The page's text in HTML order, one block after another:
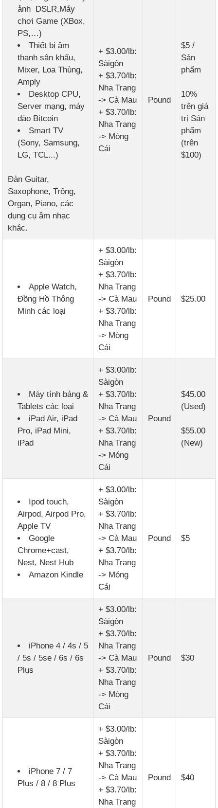
ảnh DSLR,Máy
chơi Game (XBox,
PS,…)
Thiết bị âm
thanh sân khấu,
Mixer, Loa Thùng,
Amply
Desktop CPU,
Server mạng, máy
đào Bitcoin
Smart TV
(Sony, Samsung,
LG, TCL...)
Đàn Guitar,
Saxophone, Trống,
Organ, Piano, các
dụng cụ âm nhạc
khác.
+ $3.00/lb:
Sàigòn
+ $3.70/lb:
Nha Trang
-> Cà Mau
+ $3.70/lb:
Nha Trang
-> Móng
Cái
Pound
$5 /
Sản
phẩm
10%
trên giá
trị Sản
phẩm
(trên
$100)
Apple Watch,
Đồng Hồ Thông
Minh các loại
+ $3.00/lb:
Sàigòn
+ $3.70/lb:
Nha Trang
-> Cà Mau
+ $3.70/lb:
Nha Trang
-> Móng
Cái
Pound $25.00
Máy tính bảng &
Tablets các loại
iPad Air, iPad
Pro, iPad Mini,
iPad
+ $3.00/lb:
Sàigòn
+ $3.70/lb:
Nha Trang
-> Cà Mau
+ $3.70/lb:
Nha Trang
-> Móng
Cái
Pound
$45.00
(Used)
$55.00
(New)
Ipod touch,
Airpod, Airpod Pro,
Apple TV
Google
Chrome+cast,
Nest, Nest Hub
Amazon Kindle
+ $3.00/lb:
Sàigòn
+ $3.70/lb:
Nha Trang
-> Cà Mau
+ $3.70/lb:
Nha Trang
-> Móng
Cái
Pound $5
iPhone 4 / 4s / 5
/ 5s / 5se / 6s / 6s
Plus
+ $3.00/lb:
Sàigòn
+ $3.70/lb:
Nha Trang
-> Cà Mau
+ $3.70/lb:
Nha Trang
-> Móng
Cái
Pound $30
iPhone 7 / 7
Plus / 8 / 8 Plus
+ $3.00/lb:
Sàigòn
+ $3.70/lb:
Nha Trang
-> Cà Mau
+ $3.70/lb:
Nha Trang
Pound $40